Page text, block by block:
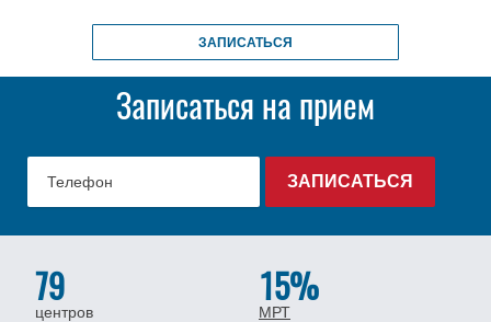
ЗАПИСАТЬСЯ
Записаться на прием
79
центров
15%
МРТ